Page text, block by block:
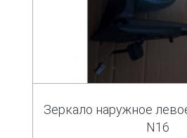
Зеркало наружное
N16